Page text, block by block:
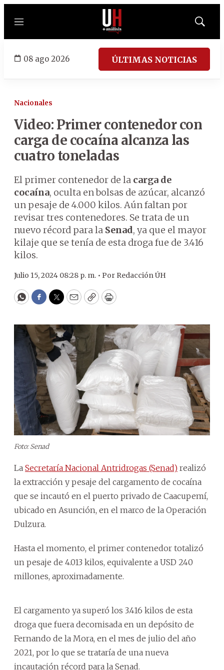
Menú
Mostrar
08 ago 2026 ÚLTIMAS NOTICIAS
Nacionales
Video: Primer contenedor con
carga de cocaína alcanza las
cuatro toneladas
El primer contenedor de la carga de
cocaína, oculta en bolsas de azúcar, alcanzó
un pesaje de 4.000 kilos. Aún faltan por
revisar tres contenedores. Se trata de un
nuevo récord para la Senad, ya que el mayor
kilaje que se tenía de esta droga fue de 3.416
kilos.
Julio 15, 2024 08:28 p. m. • Por Redacción ÚH
WhatsApp
Facebook
Twitter
EmailCopyPrint
Foto: Senad
La Secretaría Nacional Antridrogas (Senad) realizó
la extracción y pesaje del cargamento de cocaína
que se incautó en el puerto privado de Caacupemí,
ubicado en Asunción, en el marco de la Operación
Dulzura.
Hasta el momento, el primer contenedor totalizó
un pesaje de 4.013 kilos, equivalente a USD 240
millones, aproximadamente.
El cargamento ya superó los 3.416 kilos de esta
droga que fuera decomisada en un depósito de
Fernando de la Mora, en el mes de julio del año
2021, por lo que se trataría de una nueva
incautación récord para la Senad.